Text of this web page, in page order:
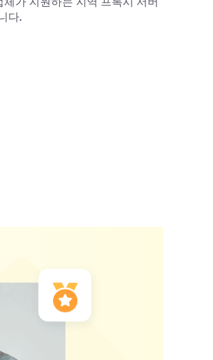
다.